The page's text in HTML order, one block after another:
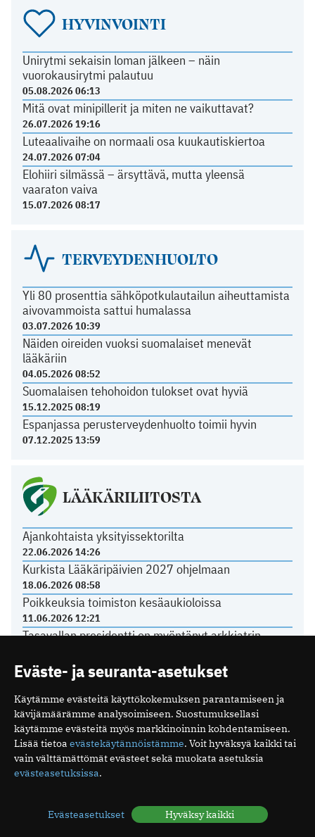
HYVINVOINTI
Unirytmi sekaisin loman jälkeen – näin
vuorokausirytmi palautuu
05.08.2026 06:13
Mitä ovat minipillerit ja miten ne vaikuttavat?
26.07.2026 19:16
Luteaalivaihe on normaali osa kuukautiskiertoa
24.07.2026 07:04
Elohiiri silmässä – ärsyttävä, mutta yleensä
vaaraton vaiva
15.07.2026 08:17
TERVEYDENHUOLTO
Yli 80 prosenttia sähköpotkulautailun aiheuttamista
aivovammoista sattui humalassa
03.07.2026 10:39
Näiden oireiden vuoksi suomalaiset menevät
lääkäriin
04.05.2026 08:52
Suomalaisen tehohoidon tulokset ovat hyviä
15.12.2025 08:19
Espanjassa perusterveydenhuolto toimii hyvin
07.12.2025 13:59
LÄÄKÄRILIITOSTA
Ajankohtaista yksityissektorilta
22.06.2026 14:26
Kurkista Lääkäripäivien 2027 ohjelmaan
18.06.2026 08:58
Poikkeuksia toimiston kesäaukioloissa
11.06.2026 12:21
Tasavallan presidentti on myöntänyt arkkiatrin
22.05.2026 11:49
Mediakortti
Me
Ota yhteyttä
Tilaa uutiskirje
Eväste- ja seuranta-asetukset
Käytämme evästeitä käyttökokemuksen parantamiseen ja
kävijämäärämme analysoimiseen. Suostumuksellasi
käytämme evästeitä myös markkinoinnin kohdentamiseen.
Lisää tietoa evästekäytännöistämme. Voit hyväksyä kaikki tai
vain välttämättömät evästeet sekä muokata asetuksia
evästeasetuksissa.
Evästeasetukset Hyväksy kaikki